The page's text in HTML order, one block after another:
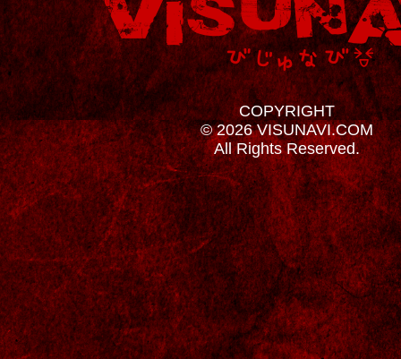
COPYRIGHT
© 2026 VISUNAVI.COM
All Rights Reserved.